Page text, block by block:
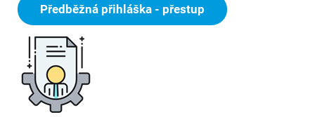
Předběžná přihláška - přestup